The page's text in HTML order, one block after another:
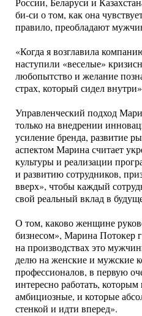
би-си о том, как она
правило, преобладают
«Когда я возглавила
наступили «веселые»
любопытство и желание
страх, который сидел
Управленческий подход
только на внедрении
усиление бренда, развитие
аспектом Марина считает
культуры и реализации
и развитию сотрудников,
вверх», чтобы каждый
свой реальный вклад в
О том, каково женщине
бизнесом», Марина Потокер
на производствах это
делю на женские и мужские
профессионалов, в первую
интересно работать,
амбициозные, и которые
стенкой и идти вперед».